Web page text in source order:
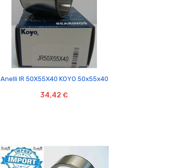

Anelli IR 50X55X40 KOYO 50x55x40
34,42 €